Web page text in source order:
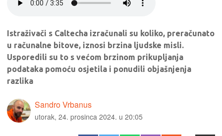
Istraživači s Caltecha izračunali su koliko, preračunato
u računalne bitove, iznosi brzina ljudske misli.
Usporedili su to s većom brzinom prikupljanja
podataka pomoću osjetila i ponudili objašnjenja
razlika
Sandro Vrbanus
utorak, 24. prosinca 2024. u 20:05